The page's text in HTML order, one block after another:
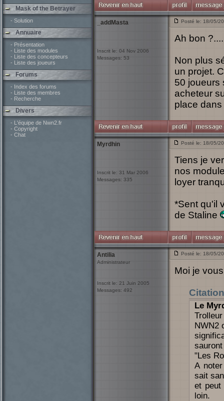
Mask of the Betrayer
- Solution
Annuaire
- Présentation
- Liste des modules
- Liste des concepteurs
- Liste des joueurs
Forums
- Index des forums
- Liste des membres
- Recherche
Divers
- L'équipe de Nwn2.fr
- Copyright
- Chat
_addMasta
Inscrit le: 04 Nov 2006
Messages: 53
Posté le: 18/05/
Ah bon
Non plus
un projet.
50 joueurs
acheteur
place
Myrdhin
Inscrit le: 31 Mar 2006
Messages: 335
Posté le: 18/05/
Tiens je
nos
loyer
*Sent qu'il
de Staline
Antilia
Administrateur
Inscrit le: 21 Juin 2005
Messages: 492
Posté le: 18/05/
Moi je
Citation
Le
NWN2
"Les
A
sait
et peut
loin.